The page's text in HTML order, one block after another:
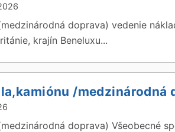
doprava) vedenie
krajín Beneluxu...
/medzinárodná
doprava) Všeobecné